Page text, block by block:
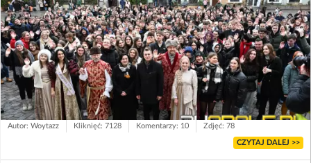
Autor: Woytazz Kliknięć: 7128 Komentarzy: 10 Zdjęć: 78
CZYTAJ DALEJ >>